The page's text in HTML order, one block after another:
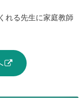
れる先生に家庭教師